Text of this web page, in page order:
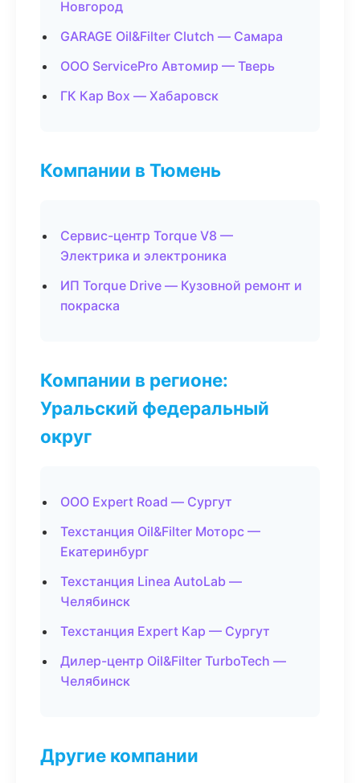
Новгород
GARAGE Oil&Filter Clutch — Самара
ООО ServicePro Автомир — Тверь
ГК Кар Box — Хабаровск
Компании в Тюмень
Сервис-центр Torque V8 —
Электрика и электроника
ИП Torque Drive — Кузовной ремонт и
покраска
Компании в регионе:
Уральский федеральный
округ
ООО Expert Road — Сургут
Техстанция Oil&Filter Моторс —
Екатеринбург
Техстанция Linea AutoLab —
Челябинск
Техстанция Expert Кар — Сургут
Дилер-центр Oil&Filter TurboTech —
Челябинск
Другие компании